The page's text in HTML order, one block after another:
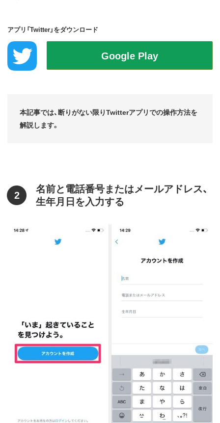
アプリ「Twitter」をダウンロード
本記事では、断りがない限りTwitterアプリでの操作方法を
解説します。
2
名前と電話番号またはメールアドレス、
生年月日を入力する